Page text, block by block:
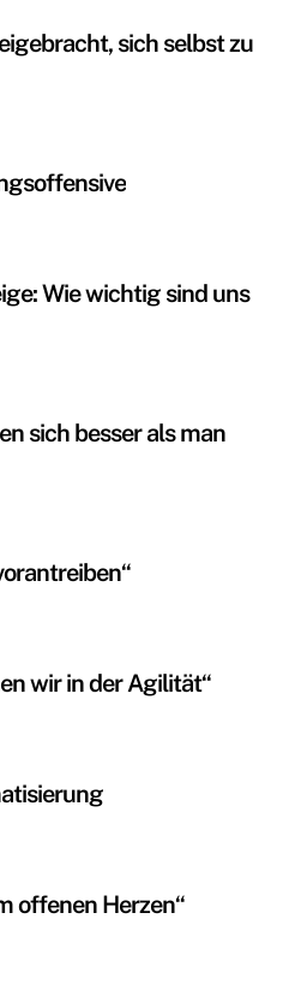
sich selbst zu
Wie wichtig sind uns
sich besser als man
wir in der Agilität“
offenen Herzen“